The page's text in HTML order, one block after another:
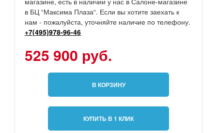
в БЦ “Максима Плаза“. Если вы хотите заехать к
нам - пожалуйста, уточняйте наличие по телефону.
+7(495)978-96-46
525 900 руб.
В КОРЗИНУ
КУПИТЬ В 1 КЛИК